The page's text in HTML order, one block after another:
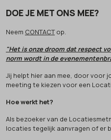
DOE JE MET ONS MEE?
Neem CONTACTop.
"Het is onze droom dat respect
norm wordt in de
Jij helpt hier aan mee, door voor
meeting te kiezen voor een
Hoe werkt het?
Als bezoeker van de
locaties tegelijk aanvragen of er